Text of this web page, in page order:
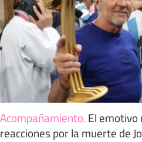
Acompañamiento. El emotivo
reacciones por la muerte de